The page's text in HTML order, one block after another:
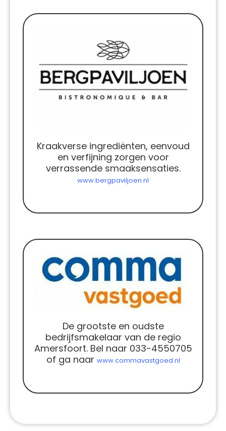
Kraakverse ingrediënten, eenvoud
en verfijning zorgen voor
verrassende smaaksensaties.
www.bergpaviljoen.nl
De grootste en oudste
bedrijfsmakelaar van de regio
Amersfoort. Bel naar 033-4550705
of ga naar www.commavastgoed.nl